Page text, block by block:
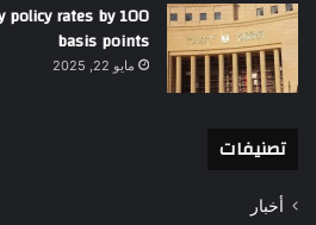
policy rates by 100
basis points
مايو 22, 2025
تصنيفات
أخبار